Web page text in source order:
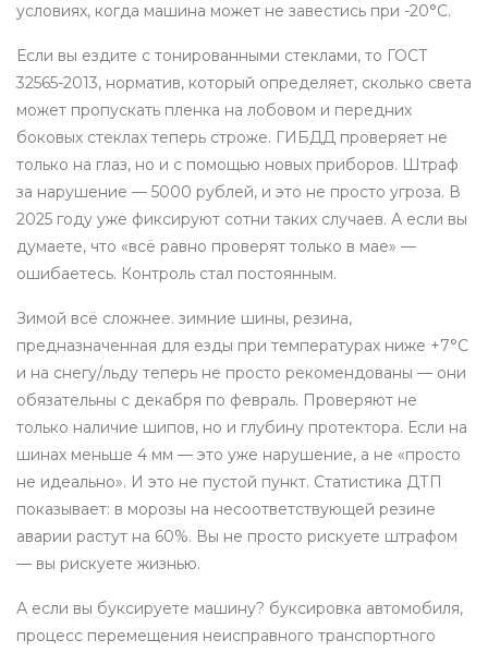
условиях, когда машина может не завестись при -20°C.
Если вы ездите с тонированными стеклами, то ГОСТ
32565-2013, норматив, который определяет, сколько света
может пропускать пленка на лобовом и передних
боковых стеклах теперь строже. ГИБДД проверяет не
только на глаз, но и с помощью новых приборов. Штраф
за нарушение — 5000 рублей, и это не просто угроза. В
2025 году уже фиксируют сотни таких случаев. А если вы
думаете, что «всё равно проверят только в мае» —
ошибаетесь. Контроль стал постоянным.
Зимой всё сложнее. зимние шины, резина,
предназначенная для езды при температурах ниже +7°C
и на снегу/льду теперь не просто рекомендованы — они
обязательны с декабря по февраль. Проверяют не
только наличие шипов, но и глубину протектора. Если на
шинах меньше 4 мм — это уже нарушение, а не «просто
не идеально». И это не пустой пункт. Статистика ДТП
показывает: в морозы на несоответствующей резине
аварии растут на 60%. Вы не просто рискуете штрафом
— вы рискуете жизнью.
А если вы буксируете машину? буксировка автомобиля,
процесс перемещения неисправного транспортного